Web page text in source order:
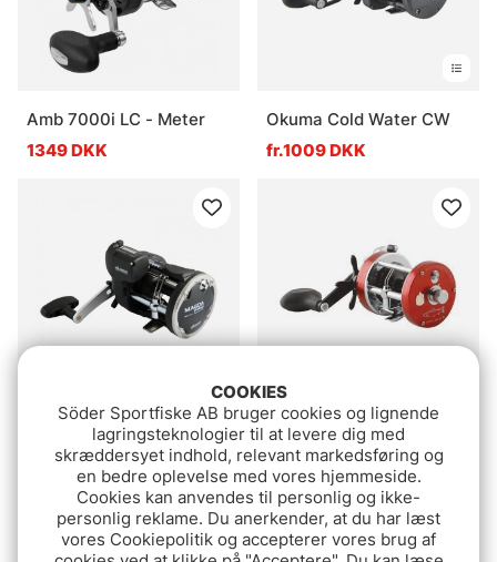
Amb 7000i LC - Meter
1349 DKK
Okuma Cold Water CW
fr.1009 DKK
Okuma Magda Pro
20DXT Metric Line
Counter RH Troll 5.1:1
569 DKK
Ambassadeur 7000i
Salmon Special
1039 DKK
COOKIES
Söder Sportfiske AB bruger cookies og lignende
lagringsteknologier til at levere dig med
skræddersyet indhold, relevant markedsføring og
en bedre oplevelse med vores hjemmeside.
Cookies kan anvendes til personlig og ikke-
personlig reklame. Du anerkender, at du har læst
vores Cookiepolitik og accepterer vores brug af